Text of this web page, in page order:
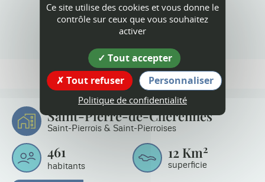
Tout l'agenda
Saint-Pierre-de-Chérennes
Saint-Pierrois & Saint-Pierroises
461
habitants
12 Km2
superficie
Ce site utilise des cookies et vous donne le
contrôle sur ceux que vous souhaitez
activer
Tout accepter
Tout refuser
Personnaliser
Politique de confidentialité